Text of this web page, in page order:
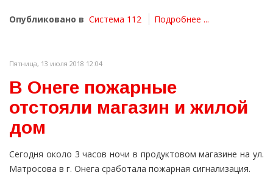
Опубликовано в Система 112 Подробнее ...
Пятница, 13 июля 2018 12:04
В Онеге пожарные
отстояли магазин и жилой
дом
Сегодня около 3 часов ночи в продуктовом магазине на ул.
Матросова в г. Онега сработала пожарная сигнализация.